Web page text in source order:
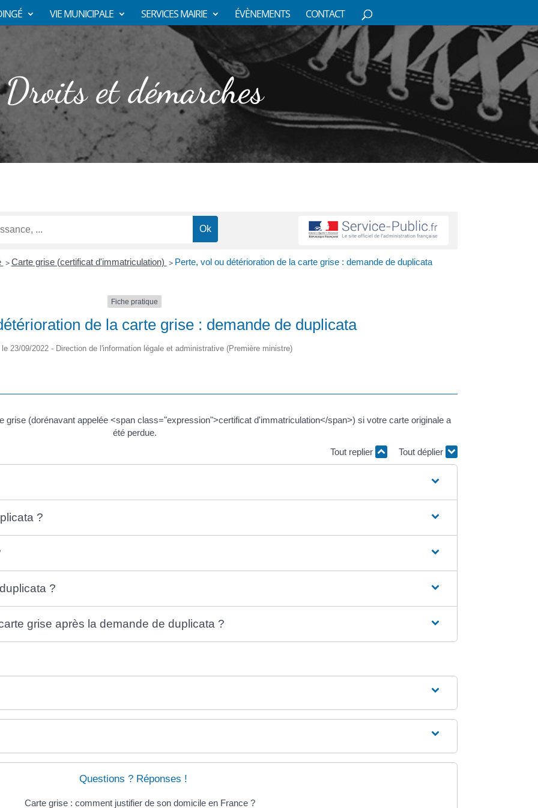
VIE MUNICIPALE SERVICES MAIRIE ÉVÈNEMENTS CONTACT
Droits et démarches
> Carte grise (certificat d'immatriculation) > Perte, vol ou détérioration de la carte grise : demande de duplicata
Fiche pratique
de la carte grise : demande de duplicata
23/09/2022 - Direction de l'information légale et administrative (Première ministre)
grise (dorénavant appelée <span class="expression">certificat d'immatriculation</span>) si votre carte originale a
été perdue.
Tout replier
Tout déplier
?
?
grise après la demande de duplicata ?
Questions ? Réponses !
Carte grise : comment justifier de son domicile en France ?